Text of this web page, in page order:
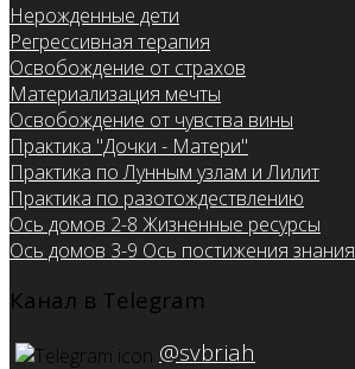
Нерожденные дети
Регрессивная терапия
Освобождение от страхов
Материализация мечты
Освобождение от чувства вины
Практика "Дочки - Матери"
Практика по Лунным узлам и Лилит
Практика по разотождествлению
Ось домов 2-8 Жизненные ресурсы
Ось домов 3-9 Ось постижения знания
Канал в Telegram
@svbriah